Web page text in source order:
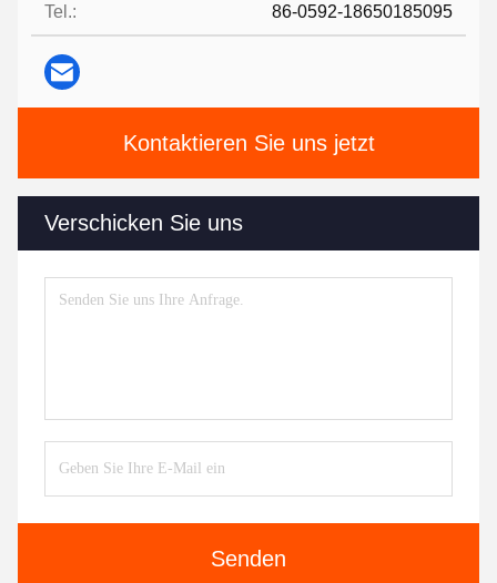
Tel.: 86-0592-18650185095
Kontaktieren Sie uns jetzt
Verschicken Sie uns
Senden